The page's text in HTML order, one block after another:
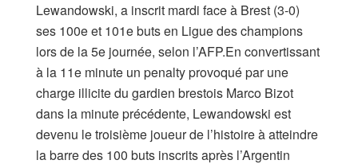
Lewandowski, a inscrit mardi face à Brest (3-0)
ses 100e et 101e buts en Ligue des champions
lors de la 5e journée, selon l’AFP.En convertissant
à la 11e minute un penalty provoqué par une
charge illicite du gardien brestois Marco Bizot
dans la minute précédente, Lewandowski est
devenu le troisième joueur de l’histoire à atteindre
la barre des 100 buts inscrits après l’Argentin